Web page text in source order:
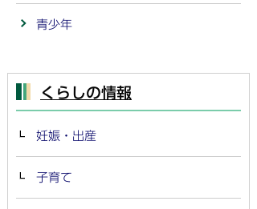
青少年
くらしの情報
妊娠・出産
子育て